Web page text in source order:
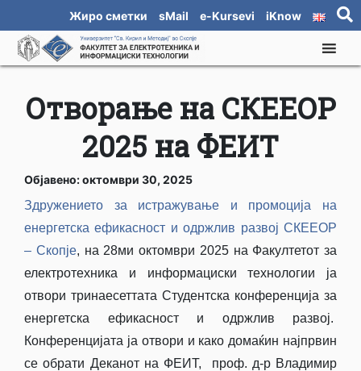
Жиро сметки sMail e-Kursevi iKnow
Отворање на СКЕЕОР
2025 на ФЕИТ
Објавено: октомври 30, 2025
Здружението за истражување и промоција на
енергетска ефикасност и одржлив развој СКЕЕОР
– Скопје, на 28ми октомври 2025 на Факултетот за
електротехника и информациски технологии ја
отвори тринаесеттата Студентска конференција за
енергетска ефикасност и одржлив развој.
Конференцијата ја отвори и како домаќин најпрвин
се обрати Деканот на ФЕИТ, проф. д-р Владимир